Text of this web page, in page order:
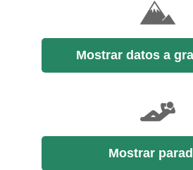
Mostrar datos a
Mostrar